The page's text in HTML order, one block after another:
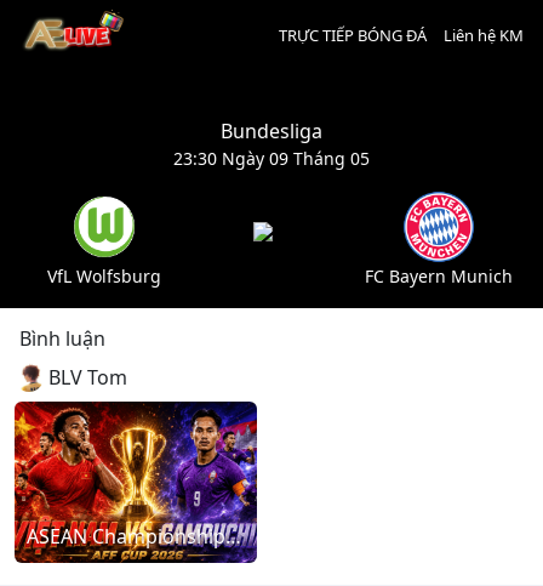
TRỰC TIẾP BÓNG ĐÁ Liên hệ KM
Bundesliga
23:30 Ngày 09 Tháng 05
VfL Wolfsburg FC Bayern Munich
Bình luận
BLV Tom
ASEAN Championship: Vietnam – Cambodia (20:00 - 07/08/2026)